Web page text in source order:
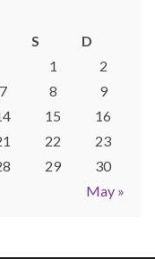
S D
May »
1
2
7 8
9
15
16
22
23
29 30